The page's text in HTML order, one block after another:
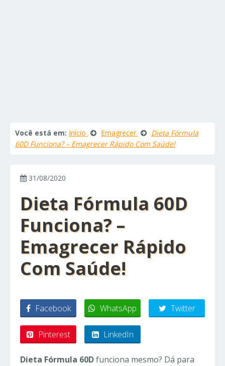
Você está em: Início Emagrecer
Dieta Fórmula
60D Funciona? – Emagrecer Rápido Com Saúde!
31/08/2020
Dieta Fórmula 60D
Funciona? –
Emagrecer Rápido
Com Saúde!
Facebook WhatsApp Twitter
Pinterest LinkedIn
Dieta Fórmula 60Dfunciona mesmo? Dá para